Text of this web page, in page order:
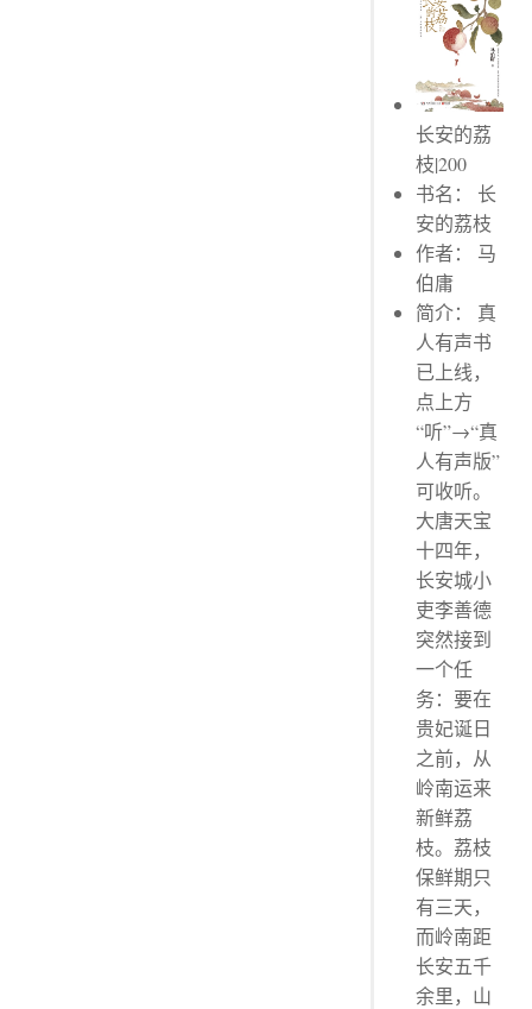
长安的荔
枝|200
书名： 长
安的荔枝
作者： 马
伯庸
简介： 真
人有声书
已上线，
点上方
“听”→“真
人有声版”
可收听。
大唐天宝
十四年，
长安城小
吏李善德
突然接到
一个任
务：要在
贵妃诞日
之前，从
岭南运来
新鲜荔
枝。荔枝
保鲜期只
有三天，
而岭南距
长安五千
余里，山